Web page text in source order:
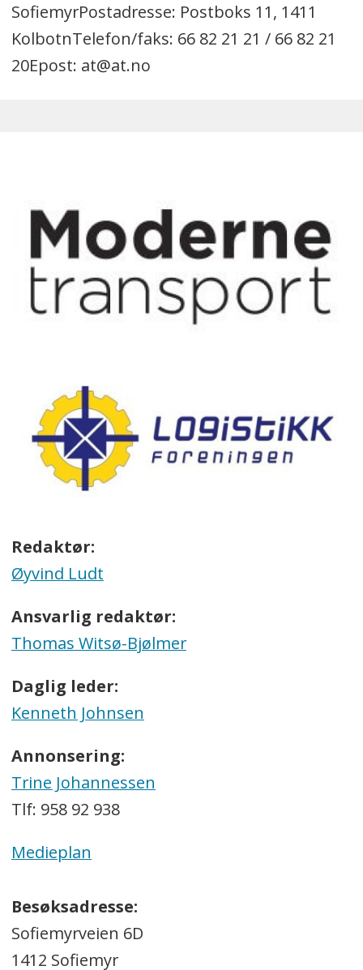
SofiemyrPostadresse: Postboks 11, 1411
KolbotnTelefon/faks: 66 82 21 21 / 66 82 21
20Epost: at@at.no
Redaktør:
Øyvind Ludt
Ansvarlig redaktør:
Thomas Witsø-Bjølmer
Daglig leder:
Kenneth Johnsen
Annonsering:
Trine Johannessen
Tlf: 958 92 938
Medieplan
Besøksadresse:
Sofiemyrveien 6D
1412 Sofiemyr